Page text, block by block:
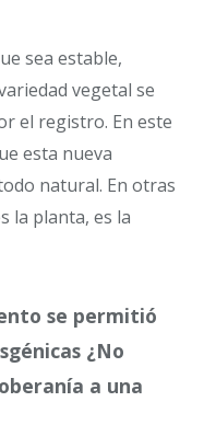
sea estable,
vegetal se
el registro. En este
esta nueva
natural. En otras
la planta, es la
se permitió
¿No
a una